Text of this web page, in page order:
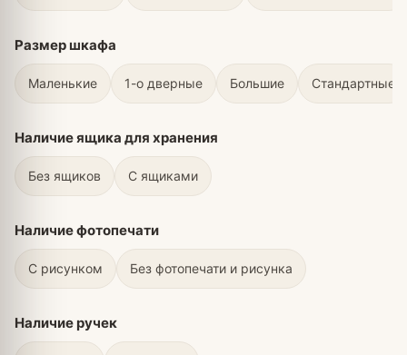
Размер шкафа
Маленькие 1-о дверные Большие Стандартные
Наличие ящика для хранения
Без ящиков С ящиками
Наличие фотопечати
С рисунком Без фотопечати и рисунка
Наличие ручек